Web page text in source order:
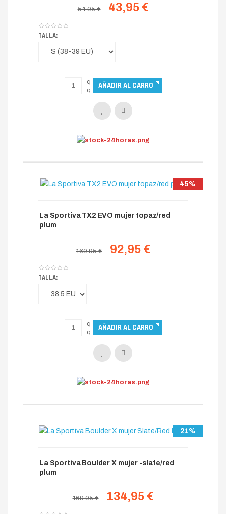
54.95 € 43,95 €
TALLA:
45%
La Sportiva TX2 EVO mujer topaz/red
plum
169.95 € 92,95 €
TALLA:
21%
La Sportiva Boulder X mujer -slate/red
plum
169.95 € 134,95 €